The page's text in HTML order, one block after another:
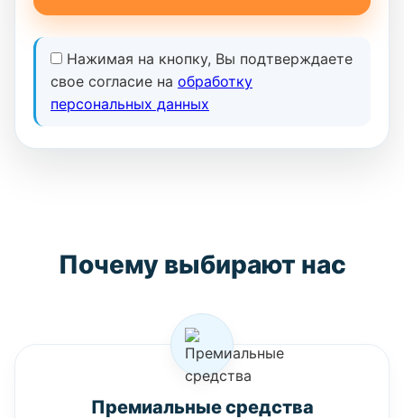
Нажимая на кнопку, Вы подтверждаете
свое согласие на обработку
персональных данных
Почему выбирают нас
Премиальные средства